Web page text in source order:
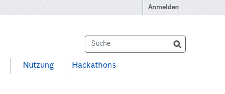
Anmelden
Nutzung Hackathons